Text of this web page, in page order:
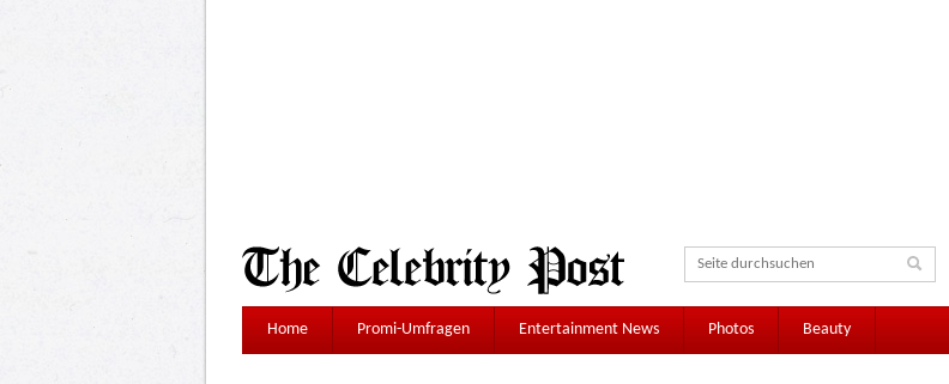
Home Promi-Umfragen Entertainment News Photos Beauty